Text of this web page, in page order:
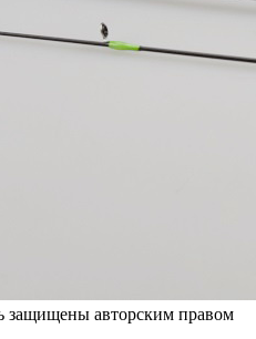
защищены авторским правом